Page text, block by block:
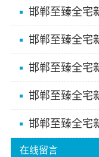
在线留言